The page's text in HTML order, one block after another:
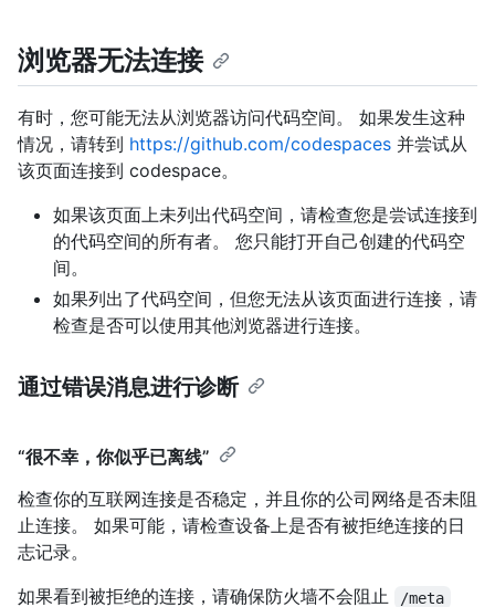
浏览器无法连接
有时，您可能无法从浏览器访问代码空间。 如果发生这种
情况，请转到 https://github.com/codespaces 并尝试从
该页面连接到 codespace。
如果该页面上未列出代码空间，请检查您是尝试连接到
的代码空间的所有者。 您只能打开自己创建的代码空
间。
如果列出了代码空间，但您无法从该页面进行连接，请
检查是否可以使用其他浏览器进行连接。
通过错误消息进行诊断
“很不幸，你似乎已离线”
检查你的互联网连接是否稳定，并且你的公司网络是否未阻
止连接。 如果可能，请检查设备上是否有被拒绝连接的日
志记录。
如果看到被拒绝的连接，请确保防火墙不会阻止
/meta